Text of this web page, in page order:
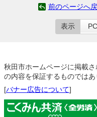
前のページへ
表示 PC
秋田市ホームページに掲載
の内容を保証するものではあ
[バナー広告について]